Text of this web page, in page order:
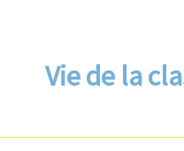
Vie de la